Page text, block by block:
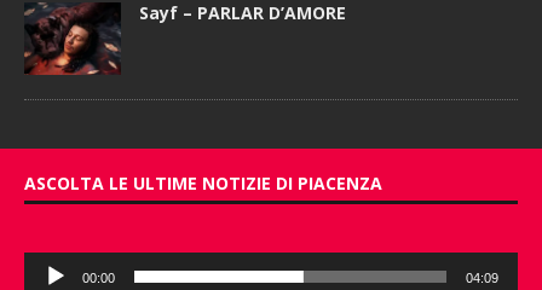
Sayf – PARLAR D’AMORE
ASCOLTA LE ULTIME NOTIZIE DI PIACENZA
Audio
00:00 04:09